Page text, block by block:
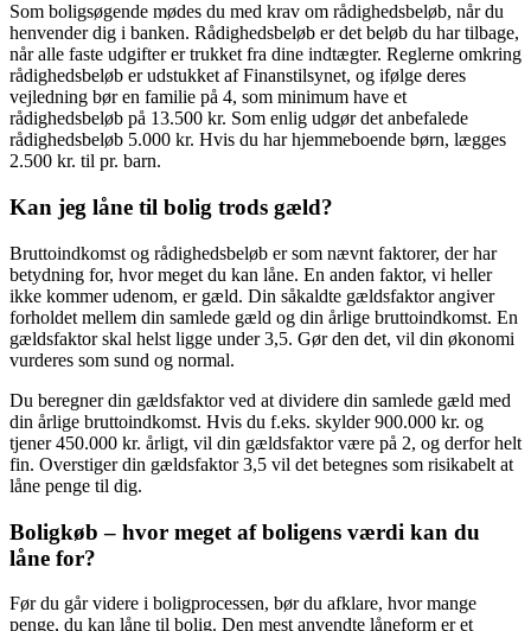
Som boligsøgende mødes du med krav om rådighedsbeløb, når du
henvender dig i banken. Rådighedsbeløb er det beløb du har tilbage,
når alle faste udgifter er trukket fra dine indtægter. Reglerne omkring
rådighedsbeløb er udstukket af Finanstilsynet, og ifølge deres
vejledning bør en familie på 4, som minimum have et
rådighedsbeløb på 13.500 kr. Som enlig udgør det anbefalede
rådighedsbeløb 5.000 kr. Hvis du har hjemmeboende børn, lægges
2.500 kr. til pr. barn.
Kan jeg låne til bolig trods gæld?
Bruttoindkomst og rådighedsbeløb er som nævnt faktorer, der har
betydning for, hvor meget du kan låne. En anden faktor, vi heller
ikke kommer udenom, er gæld. Din såkaldte gældsfaktor angiver
forholdet mellem din samlede gæld og din årlige bruttoindkomst. En
gældsfaktor skal helst ligge under 3,5. Gør den det, vil din økonomi
vurderes som sund og normal.
Du beregner din gældsfaktor ved at dividere din samlede gæld med
din årlige bruttoindkomst. Hvis du f.eks. skylder 900.000 kr. og
tjener 450.000 kr. årligt, vil din gældsfaktor være på 2, og derfor helt
fin. Overstiger din gældsfaktor 3,5 vil det betegnes som risikabelt at
låne penge til dig.
Boligkøb – hvor meget af boligens værdi kan du
låne for?
Før du går videre i boligprocessen, bør du afklare, hvor mange
penge, du kan låne til bolig. Den mest anvendte låneform er et